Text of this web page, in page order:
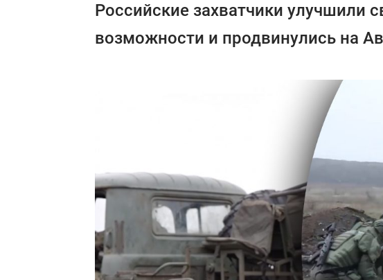
Российские захватчики улучшили
возможности и продвинулись на